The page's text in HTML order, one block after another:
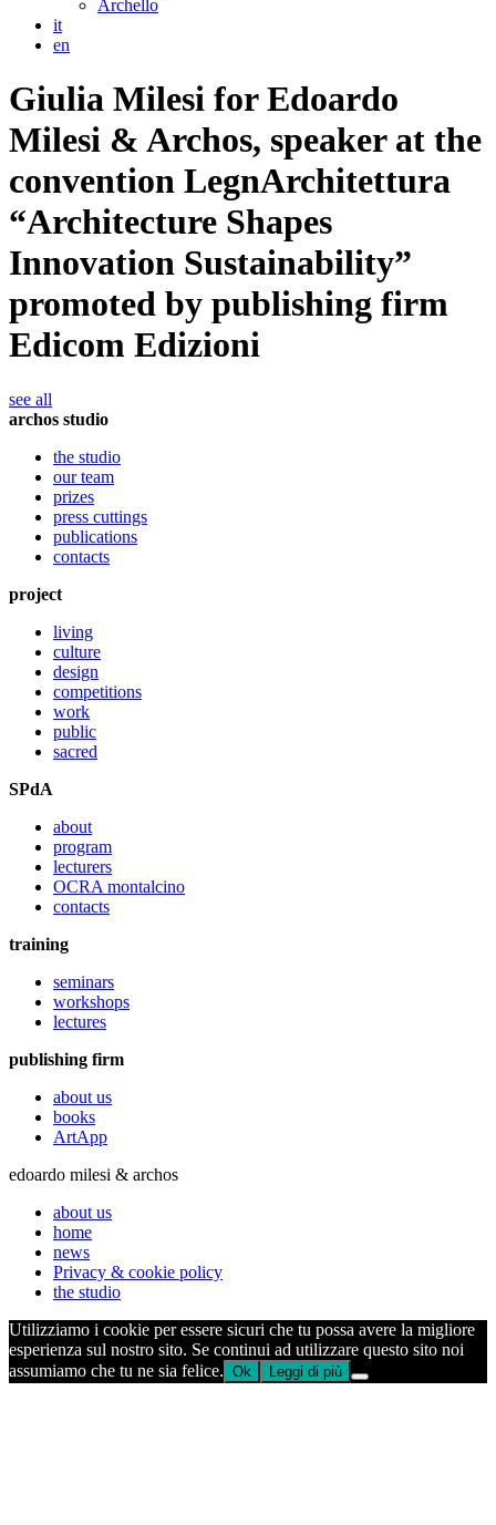
Archello
it
en
Giulia Milesi for Edoardo
Milesi & Archos, speaker at the
convention LegnArchitettura
“Architecture Shapes
Innovation Sustainability”
promoted by publishing firm
Edicom Edizioni
see all
archos studio
the studio
our team
prizes
press cuttings
publications
contacts
project
living
culture
design
competitions
work
public
sacred
SPdA
about
program
lecturers
OCRA montalcino
contacts
training
seminars
workshops
lectures
publishing firm
about us
books
ArtApp
edoardo milesi & archos
about us
home
news
Privacy & cookie policy
the studio
Utilizziamo i cookie per essere sicuri che tu possa avere la migliore
esperienza sul nostro sito. Se continui ad utilizzare questo sito noi
assumiamo che tu ne sia felice. Ok Leggi di più